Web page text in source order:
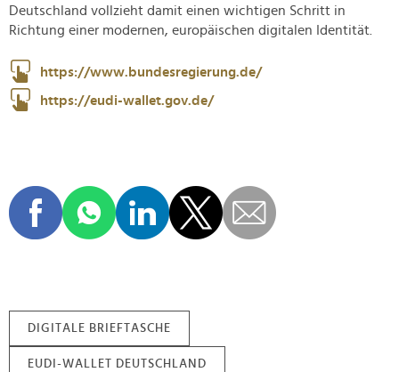
Deutschland vollzieht damit einen wichtigen Schritt in
Richtung einer modernen, europäischen digitalen Identität.
https://www.bundesregierung.de/
https://eudi-wallet.gov.de/
DIGITALE BRIEFTASCHE
EUDI-WALLET DEUTSCHLAND